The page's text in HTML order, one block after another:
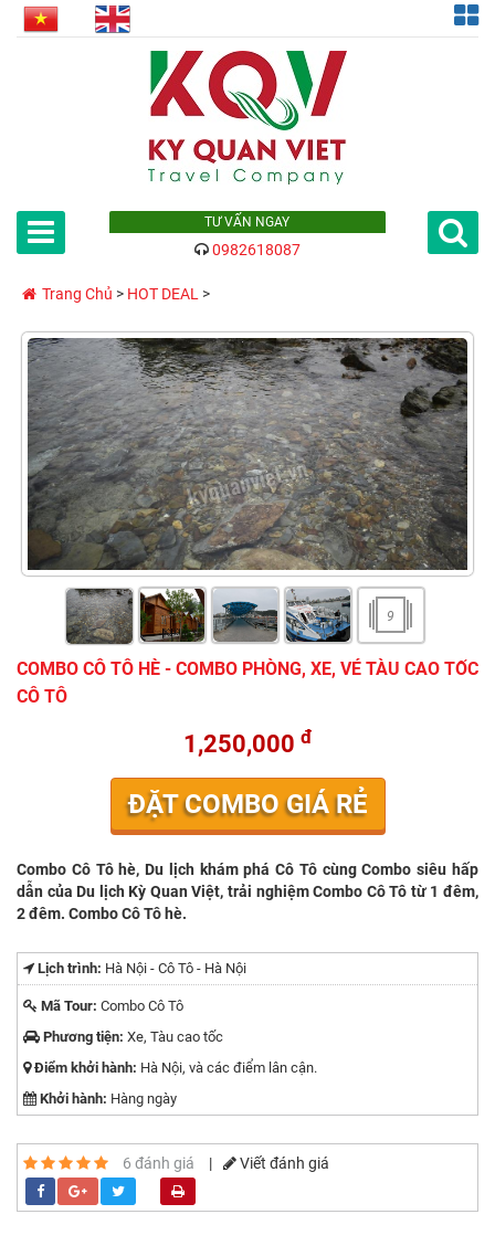
TƯ VẤN NGAY
0982618087
Trang Chủ > HOT DEAL >
9
COMBO CÔ TÔ HÈ - COMBO PHÒNG, XE, VÉ TÀU CAO TỐC
CÔ TÔ
1,250,000 đ
ĐẶT COMBO GIÁ RẺ
Combo Cô Tô hè, Du lịch khám phá Cô Tô cùng Combo siêu hấp
dẫn của Du lịch Kỳ Quan Việt, trải nghiệm Combo Cô Tô từ 1 đêm,
2 đêm. Combo Cô Tô hè.
Lịch trình: Hà Nội - Cô Tô - Hà Nội
Mã Tour: Combo Cô Tô
Phương tiện: Xe, Tàu cao tốc
Điểm khởi hành: Hà Nội, và các điểm lân cận.
Khởi hành: Hàng ngày
6 đánh giá | Viết đánh giá